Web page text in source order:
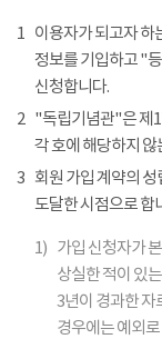
1 이용자가 되고자 하
정보를 기입하고 "
신청합니다.
2 "독립기념관"은 제1
각 호에 해당하지
3 회원 가입 계약의
도달한 시점으로 합
1) 가입 신청자가
상실한 적이 있
3년이 경과한 자
경우에는 예외